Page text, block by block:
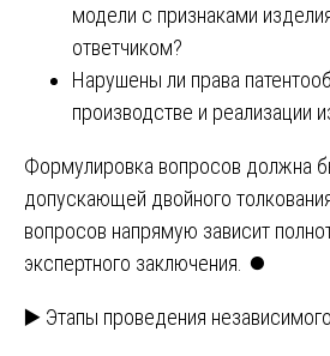
модели с признаками
ответчиком?
Нарушены ли права
производстве и реализации
Формулировка вопросов должна
допускающей двойного
вопросов напрямую зависит
экспертного заключения. ⏺️
▶️ Этапы проведения